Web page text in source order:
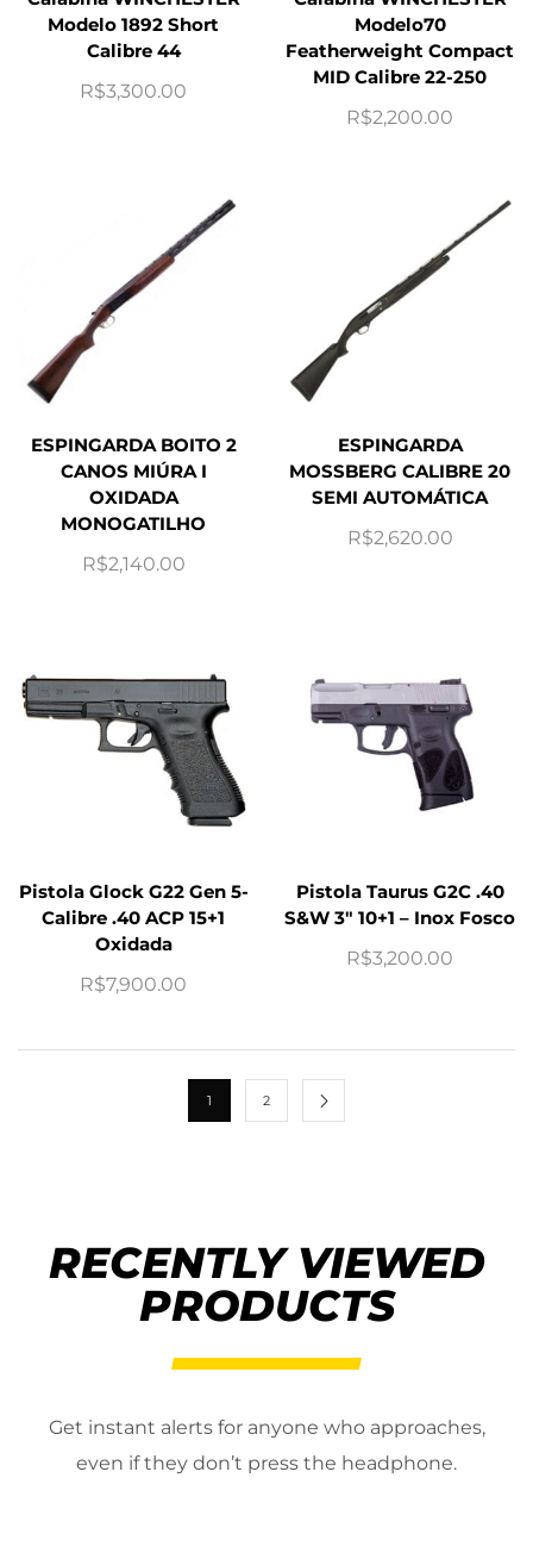
Modelo 1892 Short
Calibre 44
R$3,300.00
Modelo70
Featherweight Compact
MID Calibre 22-250
R$2,200.00
ESPINGARDA BOITO 2
CANOS MIÚRA I
OXIDADA
MONOGATILHO
R$2,140.00
ESPINGARDA
MOSSBERG CALIBRE 20
SEMI AUTOMÁTICA
R$2,620.00
Pistola Glock G22 Gen 5-
Calibre .40 ACP 15+1
Oxidada
R$7,900.00
Pistola Taurus G2C .40
S&W 3″ 10+1 – Inox Fosco
R$3,200.00
1 2
RECENTLY VIEWED
PRODUCTS
Get instant alerts for anyone who approaches,
even if they don’t press the headphone.